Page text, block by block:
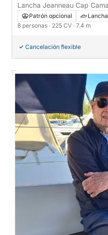
Patrón opcional
Lancha
8 personas · 225 CV · 7.4 m
Cancelación flexible